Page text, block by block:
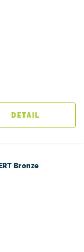
Bronze